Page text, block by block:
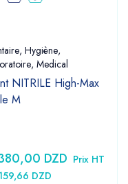
, Hygiène,
, Medical
NITRILE High-Max
M
DZD Prix HT
DZD